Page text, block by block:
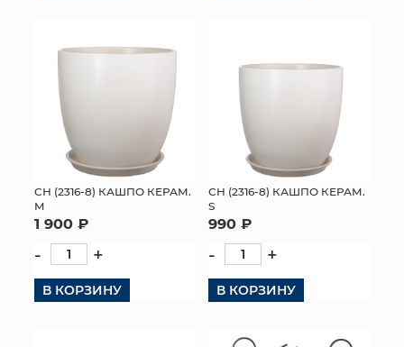
СН (2316-8) КАШПО КЕРАМ.
M
1 900 ₽
- +
В КОРЗИНУ
СН (2316-8) КАШПО КЕРАМ.
S
990 ₽
- +
В КОРЗИНУ